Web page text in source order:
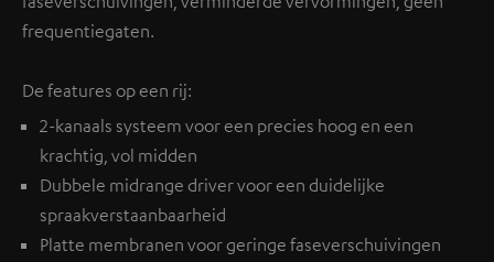
frequentiegaten.
De features op een rij:
2-kanaals systeem voor een precies hoog en een
krachtig, vol midden
Dubbele midrange driver voor een duidelijke
spraakverstaanbaarheid
Platte membranen voor geringe faseverschuivingen